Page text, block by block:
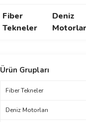
Fiber
Tekneler
Deniz
Ürün Grupları
Fiber Tekneler
Deniz Motorları